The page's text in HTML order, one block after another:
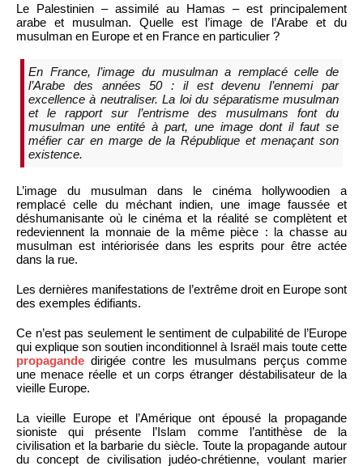
Le Palestinien – assimilé au Hamas – est principalement
arabe et musulman. Quelle est l’image de l’Arabe et du
musulman en Europe et en France en particulier ?
En France, l’image du musulman a remplacé celle de
l’Arabe des années 50 : il est devenu l’ennemi par
excellence à neutraliser. La loi du séparatisme musulman
et le rapport sur l’entrisme des musulmans font du
musulman une entité à part, une image dont il faut se
méfier car en marge de la République et menaçant son
existence.
L’image du musulman dans le cinéma hollywoodien a
remplacé celle du méchant indien, une image faussée et
déshumanisante où le cinéma et la réalité se complètent et
redeviennent la monnaie de la même pièce : la chasse au
musulman est intériorisée dans les esprits pour être actée
dans la rue.
Les dernières manifestations de l’extrême droit en Europe sont
des exemples édifiants.
Ce n’est pas seulement le sentiment de culpabilité de l’Europe
qui explique son soutien inconditionnel à Israël mais toute cette
propagande dirigée contre les musulmans perçus comme
une menace réelle et un corps étranger déstabilisateur de la
vieille Europe.
La vieille Europe et l’Amérique ont épousé la propagande
sioniste qui présente l’Islam comme l’antithèse de la
civilisation et la barbarie du siècle. Toute la propagande autour
du concept de civilisation judéo-chrétienne, voulant marier